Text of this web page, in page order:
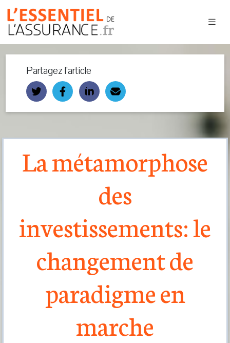
Partagez l’article
La métamorphose
des
investissements: le
changement de
paradigme en
marche